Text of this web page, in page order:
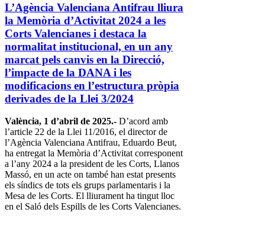
L’Agència Valenciana Antifrau lliura
la Memòria d’Activitat 2024 a les
Corts Valencianes i destaca la
normalitat institucional, en un any
marcat pels canvis en la Direcció,
l’impacte de la DANA i les
modificacions en l’estructura pròpia
derivades de la Llei 3/2024
València, 1 d’abril de 2025.- D’acord amb
l’article 22 de la Llei 11/2016, el director de
l’Agència Valenciana Antifrau, Eduardo Beut,
ha entregat la Memòria d’Activitat corresponent
a l’any 2024 a la president de les Corts, Llanos
Massó, en un acte on també han estat presents
els síndics de tots els grups parlamentaris i la
Mesa de les Corts. El lliurament ha tingut lloc
en el Saló dels Espills de les Corts Valencianes.